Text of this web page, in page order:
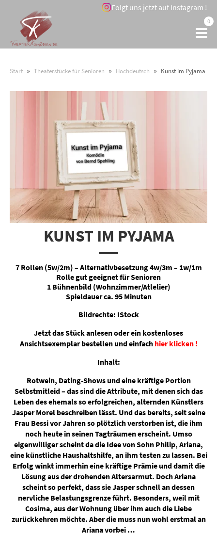
Folgt uns jetzt auf Instagram !
0
Start » Theaterstücke für Senioren » Hochdeutsch » Kunst im Pyjama
KUNST IM PYJAMA
7 Rollen (5w/2m) – Alternativbesetzung 4w/3m – 1w/1m
Rolle gut geeignet für Senioren
1 Bühnenbild (Wohnzimmer/Atlelier)
Spieldauer ca. 95 Minuten
Bildrechte: IStock
Jetzt das Stück anlesen oder ein kostenloses
Ansichtsexemplar bestellen und einfach hier klicken !
Inhalt:
Rotwein, Dating-Shows und eine kräftige Portion
Selbstmitleid – das sind die Attribute, mit denen sich das
Leben des ehemals so erfolgreichen, alternden Künstlers
Jasper Morel beschreiben lässt. Und das bereits, seit seine
Frau Bessi vor Jahren so plötzlich verstorben ist, die ihm
noch heute in seinen Tagträumen erscheint. Umso
eigenwilliger scheint da die Idee von Sohn Philip, Ariana,
eine künstliche Haushaltshilfe, an ihm testen zu lassen. Bei
Erfolg winkt immerhin eine kräftige Prämie und damit die
Lösung aus der drohenden Altersarmut. Doch Ariana
scheint so perfekt, dass sie Jasper schnell an dessen
nervliche Belastungsgrenze führt. Besonders, weil mit
Cosima, aus der Wohnung über ihm auch die Liebe
zurückkehren möchte. Aber die muss nun wohl erstmal an
Ariana vorbei …